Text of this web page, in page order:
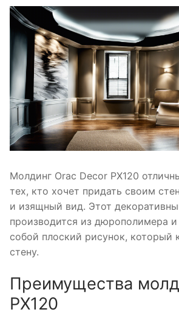
Молдинг Orac Decor PX120
тех, кто хочет придать своим
и изящный вид. Этот
производится из дюрополимера и
собой плоский рисунок, который
стену.
Преимущества
PX120